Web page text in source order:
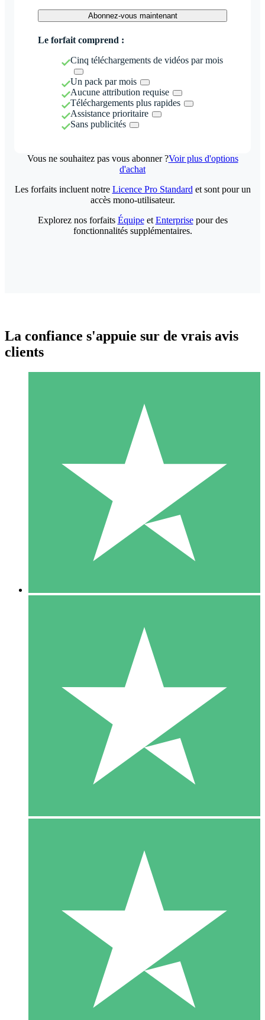
Abonnez-vous maintenant
Le forfait comprend :
Cinq téléchargements de vidéos par mois
Un pack par mois
Aucune attribution requise
Téléchargements plus rapides
Assistance prioritaire
Sans publicités
Vous ne souhaitez pas vous abonner ?Voir plus d'options
d'achat
Packs de Crédits Individuels
Payez à l'utilisation avec des crédits de téléchargement. Sans
1 Téléchargement
10 00
10 Téléchargements
20 00
Les forfaits incluent notre Licence Pro Standard et sont pour un
accès mono-utilisateur.
Explorez nos forfaits Équipeet Enterprisepour des
fonctionnalités supplémentaires.
La confiance s'appuie sur de vrais avis
clients